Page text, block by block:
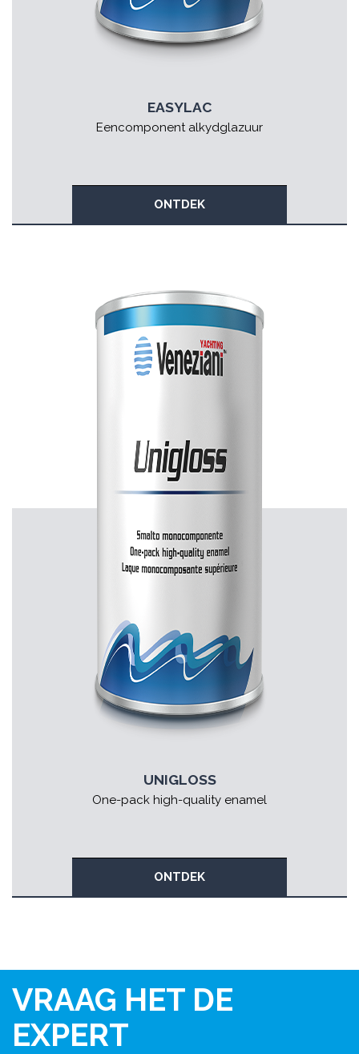
EASYLAC
Eencomponent alkydglazuur
ONTDEK
UNIGLOSS
One-pack high-quality enamel
ONTDEK
VRAAG HET DE
EXPERT